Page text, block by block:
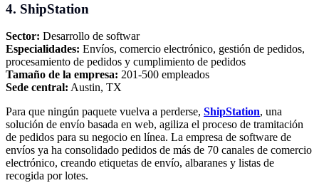
4. ShipStation
Sector: Desarrollo de softwar
Especialidades: Envíos, comercio electrónico, gestión de pedidos,
procesamiento de pedidos y cumplimiento de pedidos
Tamaño de la empresa: 201-500 empleados
Sede central: Austin, TX
Para que ningún paquete vuelva a perderse, ShipStation, una
solución de envío basada en web, agiliza el proceso de tramitación
de pedidos para su negocio en línea. La empresa de software de
envíos ya ha consolidado pedidos de más de 70 canales de comercio
electrónico, creando etiquetas de envío, albaranes y listas de
recogida por lotes.